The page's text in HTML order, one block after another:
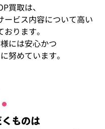
買取は、
ービス内容について高い
ります。
には安心かつ
努めています。
ものは